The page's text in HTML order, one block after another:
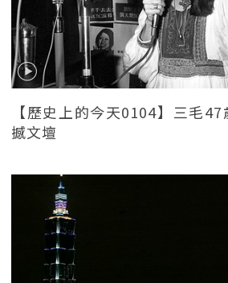
【歷史上的今天0104】三毛
撼文壇